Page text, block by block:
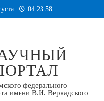
04:23:58
федерального
имени В.И. Вернадского